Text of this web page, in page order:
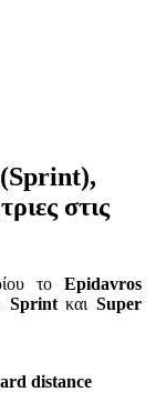
στις
το Epidavros
SprintκαιSuper
distance